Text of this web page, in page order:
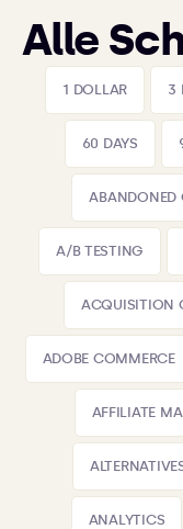
Alle
1 DOLLAR 3
60 DAYS
ABANDONED
A/B TESTING
ACQUISITION
ADOBE COMMERCE
AFFILIATE
ANALYTICS